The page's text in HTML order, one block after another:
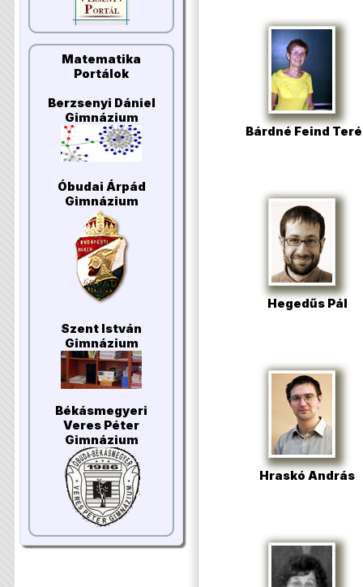
Matematika
Portálok
Berzsenyi Dániel
Gimnázium
Óbudai Árpád
Gimnázium
Szent István
Gimnázium
Békásmegyeri
Veres Péter
Gimnázium
Bárdné Feind
Hegedűs Pál
Hraskó András